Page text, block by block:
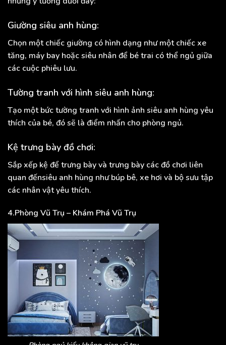
Giường siêu anh hùng:
Chọn một chiếc giường có hình dạng như một chiếc xe
tăng, máy bay hoặc siêu nhân để bé trai có thể ngủ giữa
các cuộc phiêu lưu.
Tường tranh với hình siêu anh hùng:
Tạo một bức tường tranh với hình ảnh siêu anh hùng yêu
thích của bé, đó sẽ là điểm nhấn cho phòng ngủ.
Kệ trưng bày đồ chơi:
Sắp xếp kệ để trưng bày và trưng bày các đồ chơi liên
quan đếnsiêu anh hùng như búp bê, xe hơi và bộ sưu tập
các nhân vật yêu thích.
4.Phòng Vũ Trụ – Khám Phá Vũ Trụ